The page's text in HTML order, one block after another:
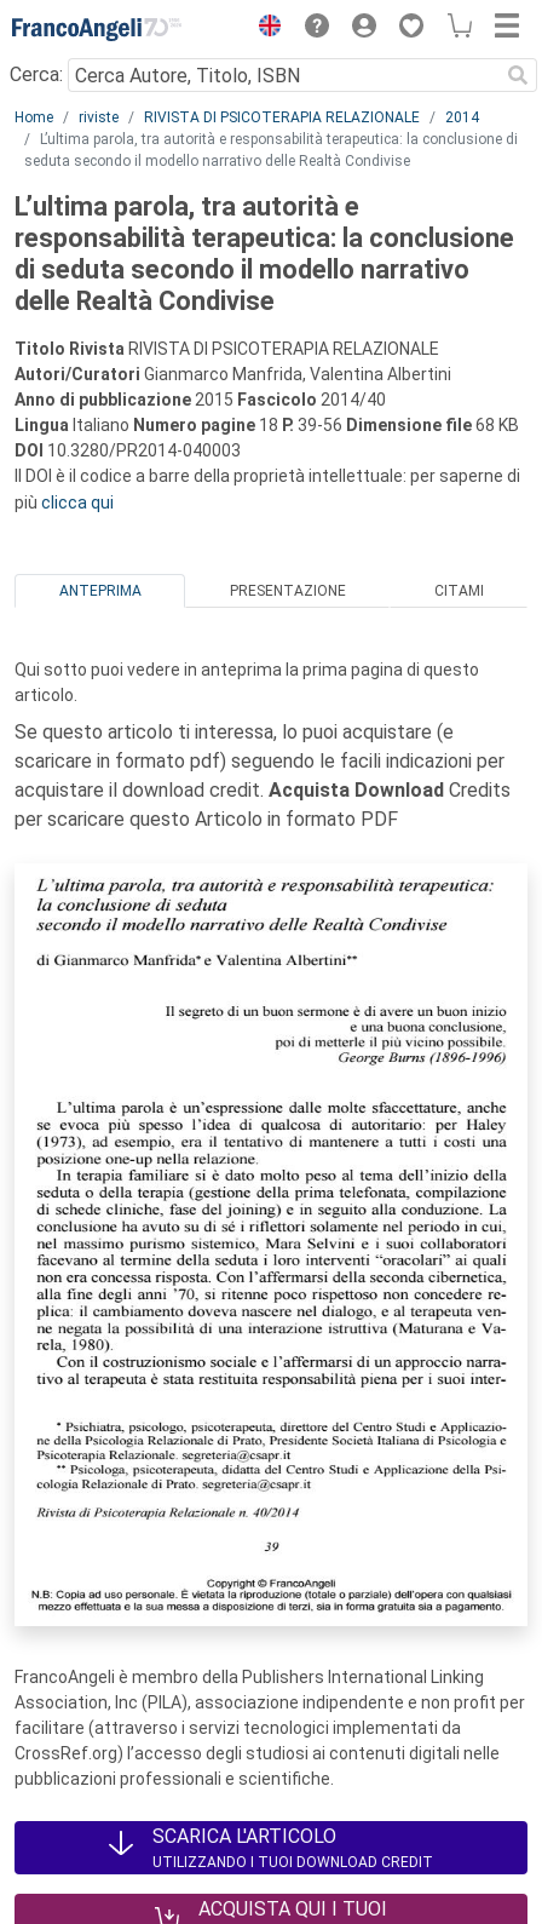
Menu
Cerca:
Main content
Home riviste RIVISTA DI PSICOTERAPIA RELAZIONALE
2014
L’ultima parola, tra autorità e responsabilità terapeutica: la conclusione di
seduta secondo il modello narrativo delle Realtà Condivise
L’ultima parola, tra autorità e
responsabilità terapeutica: la conclusione
di seduta secondo il modello narrativo
delle Realtà Condivise
Titolo Rivista RIVISTA DI PSICOTERAPIA RELAZIONALE
Autori/Curatori Gianmarco Manfrida, Valentina Albertini
Anno di pubblicazione 2015 Fascicolo 2014/40
Lingua Italiano Numero pagine 18 P. 39-56 Dimensione file68 KB
DOI 10.3280/PR2014-040003
Il DOI è il codice a barre della proprietà intellettuale: per saperne di
più clicca qui
ANTEPRIMA PRESENTAZIONE CITAMI
Qui sotto puoi vedere in anteprima la prima pagina di questo
articolo.
Se questo articolo ti interessa, lo puoi acquistare (e
scaricare in formato pdf) seguendo le facili indicazioni per
acquistare il download credit. Acquista Download Credits
per scaricare questo Articolo in formato PDF
FrancoAngeli è membro della Publishers International Linking
Association, Inc (PILA), associazione indipendente e non profit per
facilitare (attraverso i servizi tecnologici implementati da
CrossRef.org) l’accesso degli studiosi ai contenuti digitali nelle
pubblicazioni professionali e scientifiche.
SCARICA L'ARTICOLO
UTILIZZANDO I TUOI DOWNLOAD CREDIT
ACQUISTA QUI I TUOI